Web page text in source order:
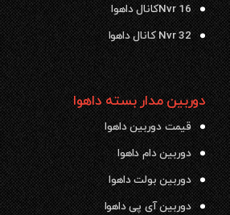
Nvr 16کانال داهوا
Nvr 32 کانال داهوا
دوربین مدار بسته داهوا
قیمت دوربین داهوا
دوربین دام داهوا
دوربین بولت داهوا
دوربین آی پی داهوا